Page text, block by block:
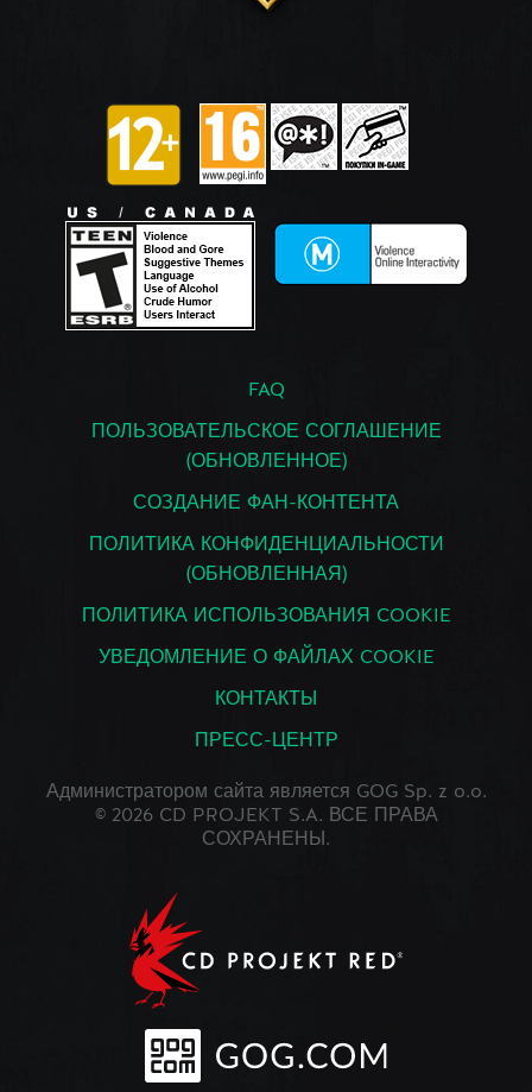
FAQ
ПОЛЬЗОВАТЕЛЬСКОЕ СОГЛАШЕНИЕ
(ОБНОВЛЕННОЕ)
СОЗДАНИЕ ФАН-КОНТЕНТА
ПОЛИТИКА КОНФИДЕНЦИАЛЬНОСТИ
(ОБНОВЛЕННАЯ)
ПОЛИТИКА ИСПОЛЬЗОВАНИЯ COOKIE
УВЕДОМЛЕНИЕ О ФАЙЛАХ COOKIE
КОНТАКТЫ
ПРЕСС-ЦЕНТР
Администратором сайта является GOG Sp. z o.o.
© 2026 CD PROJEKT S.A. ВСЕ ПРАВА
СОХРАНЕНЫ.